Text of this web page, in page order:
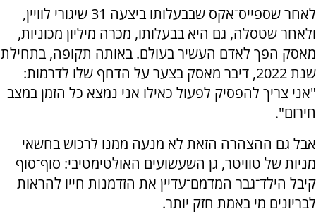
לאחר שספייס־אקס שבבעלותו ביצעה 31 שיגורי לוויין,
ולאחר שטסלה, גם היא בבעלותו, מכרה מיליון מכוניות,
מאסק הפך לאדם העשיר בעולם. באותה תקופה, בתחילת
שנת 2022, דיבר מאסק בצער על הדחף שלו לדרמות:
"אני צריך להפסיק לפעול כאילו אני נמצא כל הזמן במצב
חירום".
אבל גם ההצהרה הזאת לא מנעה ממנו לרכוש בחשאי
מניות של טוויטר, גן השעשועים האולטימטיבי: סוף־סוף
קיבל הילד־גבר המדמם־עדיין את הזדמנות חייו להראות
לבריונים מי באמת חזק יותר.